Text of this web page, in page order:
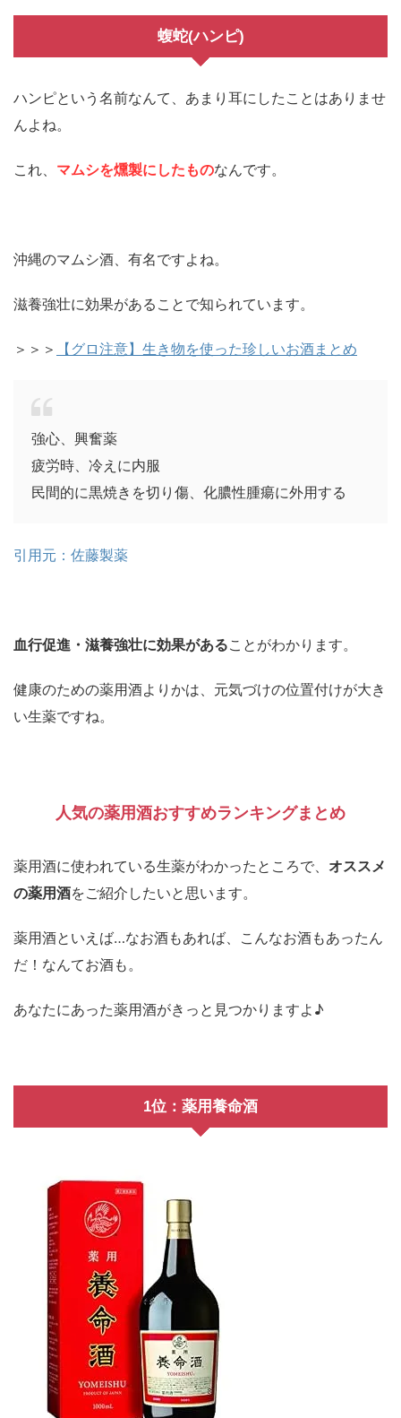
蝮蛇(ハンピ)
ハンピという名前なんて、あまり耳にしたことはありませ
んよね。
これ、 マムシを燻製にしたものなんです。
沖縄のマムシ酒、有名ですよね。
滋養強壮に効果があることで知られています。
＞＞＞ 【グロ注意】生き物を使った珍しいお酒まとめ
強心、興奮薬
疲労時、冷えに内服
民間的に黒焼きを切り傷、化膿性腫瘍に外用する
引用元：佐藤製薬
血行促進・滋養強壮に効果があることがわかります。
健康のための薬用酒よりかは、元気づけの位置付けが大き
い生薬ですね。
人気の薬用酒おすすめランキングまとめ
薬用酒に使われている生薬がわかったところで、 オススメ
の薬用酒をご紹介したいと思います。
薬用酒といえば…なお酒もあれば、こんなお酒もあったん
だ！なんてお酒も。
あなたにあった薬用酒がきっと見つかりますよ♪
1位：薬用養命酒